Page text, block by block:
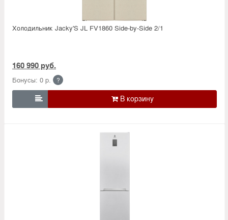
Холодильник Jacky'S JL FV1860 Side-by-Side 2/1
160 990 руб.
Бонусы: 0 р. ?
